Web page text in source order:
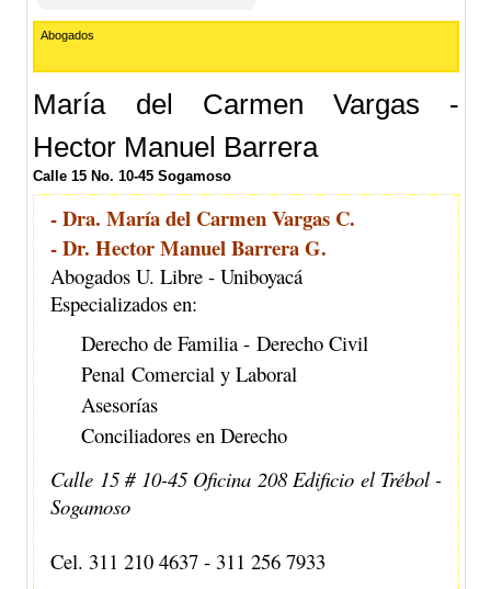
Abogados
María del Carmen Vargas -
Hector Manuel Barrera
Calle 15 No. 10-45 Sogamoso
- Dra. María del Carmen Vargas C.
- Dr. Hector Manuel Barrera G.
Abogados U. Libre - Uniboyacá
Especializados en:
Derecho de Familia - Derecho Civil
Penal Comercial y Laboral
Asesorías
Conciliadores en Derecho
Calle 15 # 10-45 Oficina 208 Edificio el Trébol -
Sogamoso
Cel. 311 210 4637 - 311 256 7933